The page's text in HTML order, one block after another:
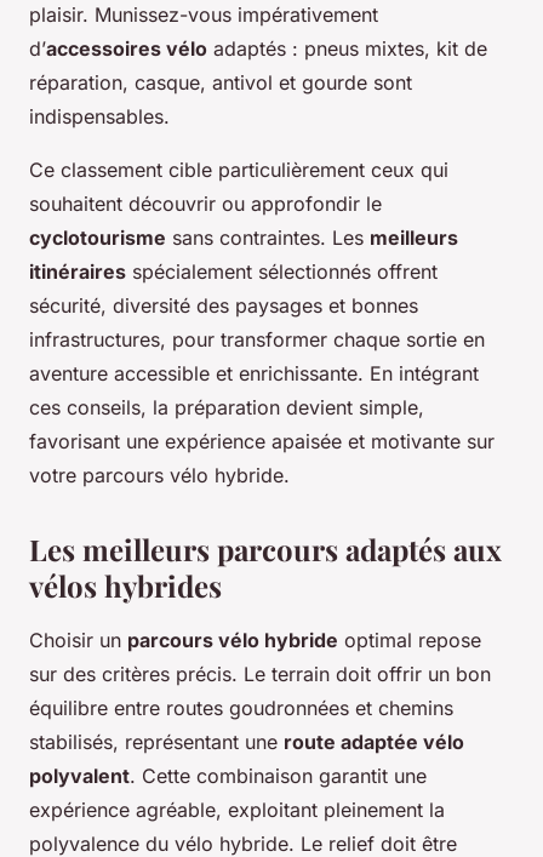
plaisir. Munissez-vous impérativement
d’accessoires vélo adaptés : pneus mixtes, kit de
réparation, casque, antivol et gourde sont
indispensables.
Ce classement cible particulièrement ceux qui
souhaitent découvrir ou approfondir le
cyclotourisme sans contraintes. Les meilleurs
itinéraires spécialement sélectionnés offrent
sécurité, diversité des paysages et bonnes
infrastructures, pour transformer chaque sortie en
aventure accessible et enrichissante. En intégrant
ces conseils, la préparation devient simple,
favorisant une expérience apaisée et motivante sur
votre parcours vélo hybride.
Les meilleurs parcours adaptés aux
vélos hybrides
Choisir un parcours vélo hybride optimal repose
sur des critères précis. Le terrain doit offrir un bon
équilibre entre routes goudronnées et chemins
stabilisés, représentant une route adaptée vélo
polyvalent. Cette combinaison garantit une
expérience agréable, exploitant pleinement la
polyvalence du vélo hybride. Le relief doit être